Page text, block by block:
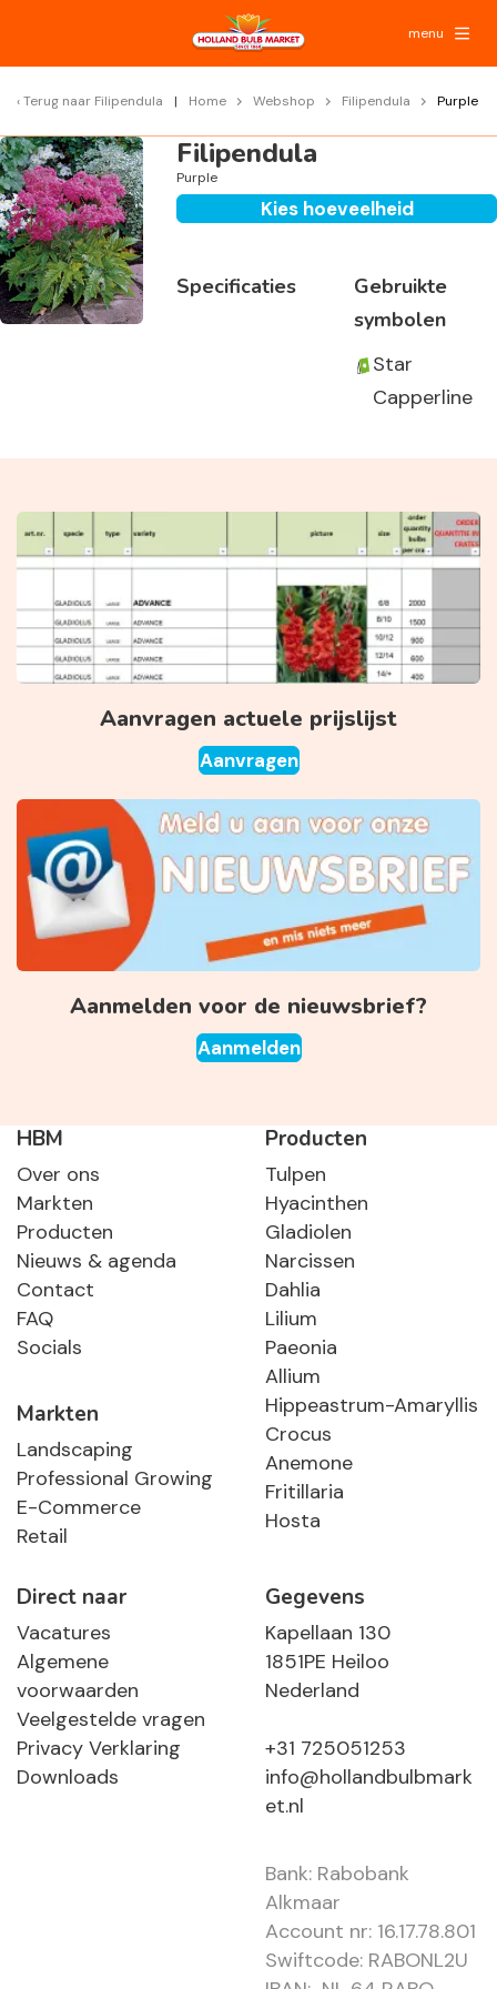
menu
Terug naar Filipendula Home Webshop Filipendula Purple
Filipendula
Purple
Kies hoeveelheid
Specificaties
Gebruikte
symbolen
Star
Capperline
Aanvragen actuele prijslijst
Aanvragen
Aanmelden voor de nieuwsbrief?
Aanmelden
HBM
Over ons
Markten
Producten
Nieuws & agenda
Contact
FAQ
Socials
Markten
Landscaping
Professional Growing
E-Commerce
Retail
Producten
Tulpen
Hyacinthen
Gladiolen
Narcissen
Dahlia
Lilium
Paeonia
Allium
Hippeastrum-Amaryllis
Crocus
Anemone
Fritillaria
Hosta
Direct naar
Vacatures
Algemene
voorwaarden
Veelgestelde vragen
Privacy Verklaring
Downloads
Gegevens
Kapellaan 130
1851PE Heiloo
Nederland
+31 725051253
info@hollandbulbmark
et.nl
Bank: Rabobank
Alkmaar
Account nr: 16.17.78.801
Swiftcode: RABONL2U